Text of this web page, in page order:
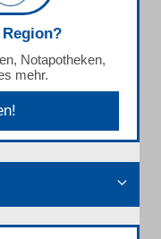
Notapotheken,
mehr.